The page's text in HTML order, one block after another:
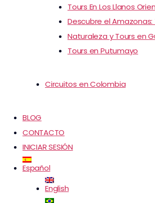
Tours En Los Llanos
Descubre el
Naturaleza y Tours en
Tours en Putumayo
Circuitos en Colombia
BLOG
CONTACTO
INICIAR SESIÓN
Español
English